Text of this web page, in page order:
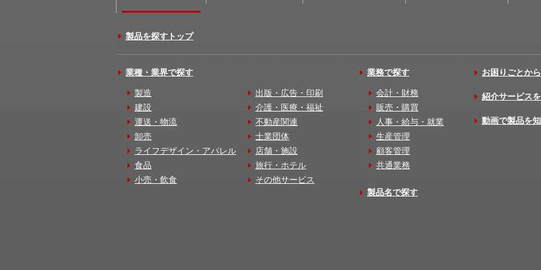
製品を探すトップ
業種・業界で探す
製造
建設
運送・物流
卸売
ライフデザイン・アパレル
食品
小売・飲食
出版・広告・印刷
介護・医療・福祉
不動産関連
士業団体
店舗・施設
旅行・ホテル
その他サービス
業務で探す
会計・財務
販売・購買
人事・給与・就業
生産管理
顧客管理
共通業務
製品名で探す
お困りごとか
紹介サービス
動画で製品を